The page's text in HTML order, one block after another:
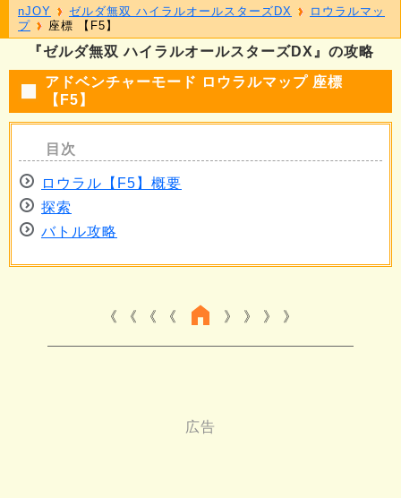
『ゼルダ無双 ハイラルオールスターズDX』の攻略
アドベンチャーモード ロウラルマップ 座標
【F5】
ロウラル【F5】概要
探索
バトル攻略
《 《 《 》 》 》
nJOY ゼルダ無双 ハイラルオールスターズDX
ロウラルマッ
プ
座標 【F5】